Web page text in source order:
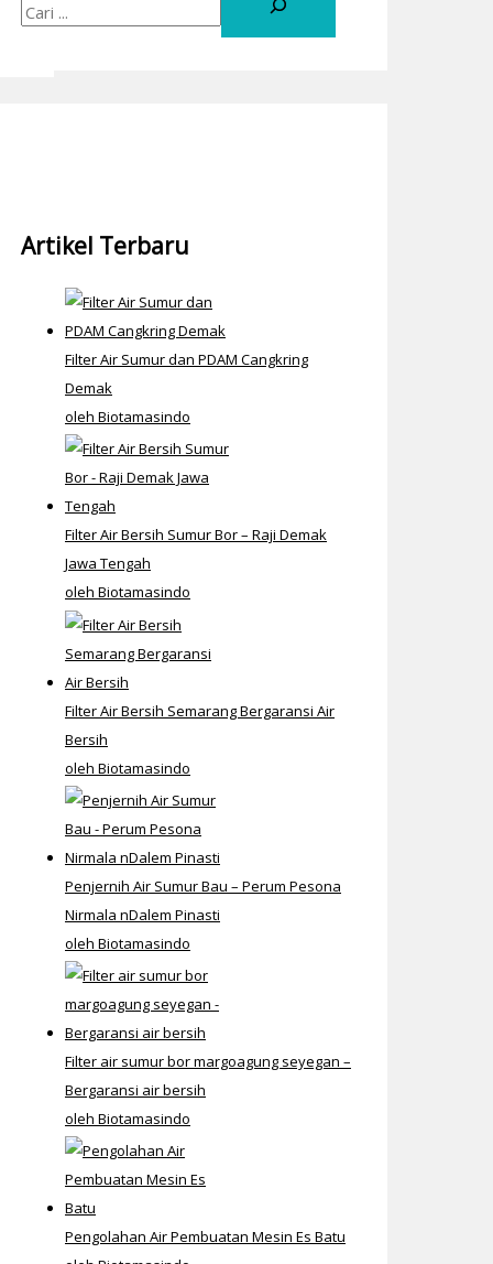
Artikel Terbaru
Filter Air Sumur dan PDAM Cangkring
Demak
oleh Biotamasindo
Filter Air Bersih Sumur Bor – Raji Demak
Jawa Tengah
oleh Biotamasindo
Filter Air Bersih Semarang Bergaransi Air
Bersih
oleh Biotamasindo
Penjernih Air Sumur Bau – Perum Pesona
Nirmala nDalem Pinasti
oleh Biotamasindo
Filter air sumur bor margoagung seyegan –
Bergaransi air bersih
oleh Biotamasindo
Pengolahan Air Pembuatan Mesin Es Batu